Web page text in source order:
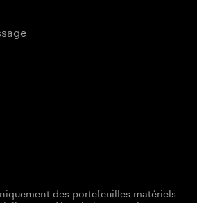
des portefeuilles matériels